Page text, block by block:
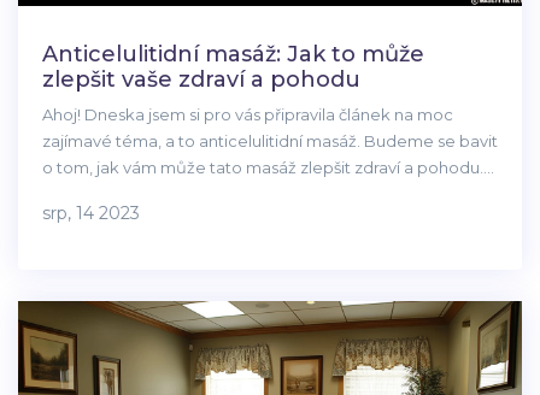
Anticelulitidní masáž: Jak to může
zlepšit vaše zdraví a pohodu
Ahoj! Dneska jsem si pro vás připravila článek na moc
zajímavé téma, a to anticelulitidní masáž. Budeme se bavit
o tom, jak vám může tato masáž zlepšit zdraví a pohodu.
se cítit lépe? Pokud máte zájem dozvědět se víc, zůstaňte
srp, 14 2023